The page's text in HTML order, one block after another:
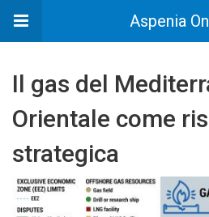
Aspenia
Il gas del
Orientale come
strategica